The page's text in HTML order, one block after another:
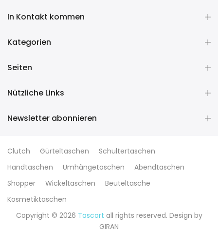
In Kontakt kommen
Kategorien
Seiten
Nützliche Links
Newsletter abonnieren
Clutch Gürteltaschen
Schultertaschen
Handtaschen
Umhängetaschen
Abendtaschen
Shopper
Wickeltaschen
Beuteltasche
Kosmetiktaschen
Copyright © 2026 Tascort all rights reserved. Design by
GIRAN